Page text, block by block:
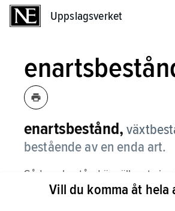
Uppslagsverket
enartsbestånd,
bestående av en enda art.
Sådana bestånd är sällsynta i
då en enda trädart förhärskar
Vill du komma åt hela